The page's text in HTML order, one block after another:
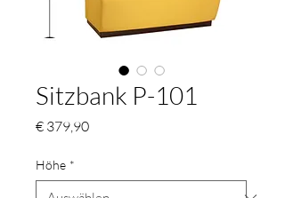
Sitzbank P-101
€ 379,90Preis
Höhe *